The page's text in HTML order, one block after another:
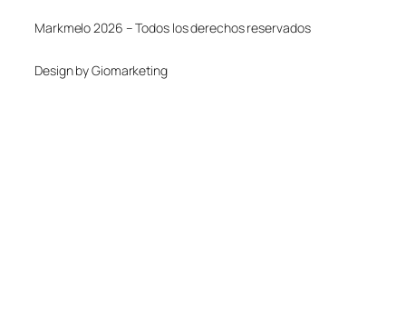
Markmelo 2026 – Todos los derechos reservados
Design by Giomarketing